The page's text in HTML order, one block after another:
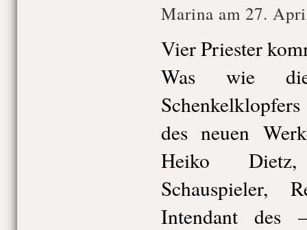
Marina am 27.
Vier Priester
Was wie
des neuen
Heiko
Schauspieler,
Intendant des